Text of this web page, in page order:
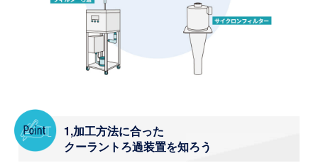
1,加工方法に合った
クーラントろ過装置を知ろう